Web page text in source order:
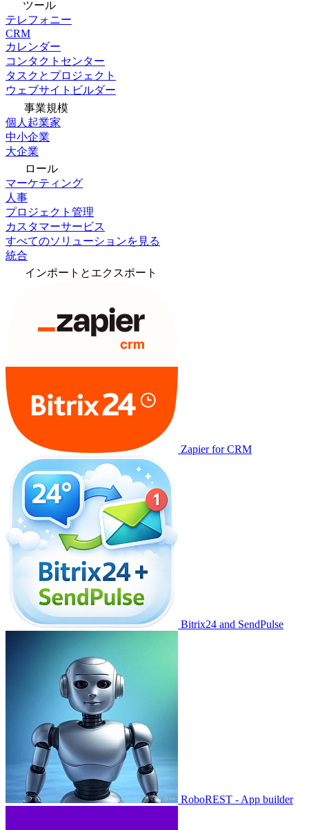
ツール
テレフォニー
CRM
カレンダー
コンタクトセンター
タスクとプロジェクト
ウェブサイトビルダー
事業規模
個人起業家
中小企業
大企業
ロール
マーケティング
人事
プロジェクト管理
カスタマーサービス
すべてのソリューションを見る
統合
インポートとエクスポート
Zapier for CRM
Bitrix24 and SendPulse
RoboREST - App builder